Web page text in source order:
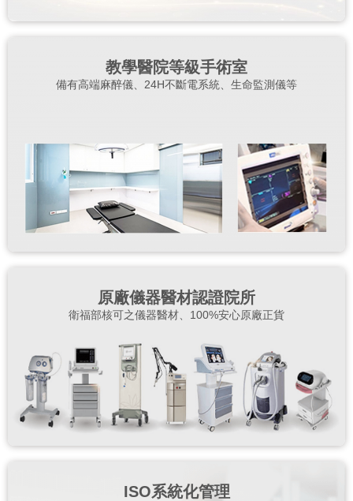
教學醫院等級手術室
備有高端麻醉儀、24H不斷電系統、生命監測儀等
原廠儀器醫材認證院所
衛福部核可之儀器醫材、100%安心原廠正貨
ISO系統化管理